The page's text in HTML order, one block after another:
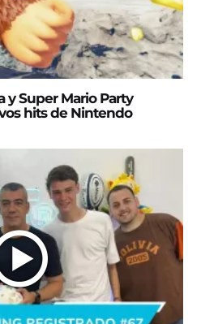
y Super Mario Party
hits de Nintendo